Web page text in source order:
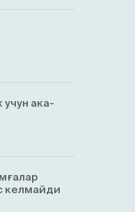
ака-
келмайди